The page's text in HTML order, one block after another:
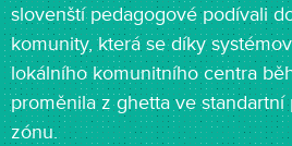
slovenští pedagogové podívali
komunity, která se díky
lokálního komunitního centra
proměnila z ghetta ve
zónu.